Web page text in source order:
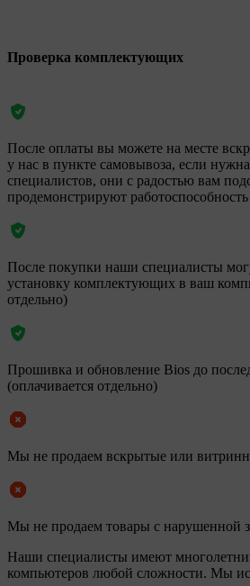
Проверка комплектующих
После оплаты вы можете на месте
у нас в пункте самовывоза, если
специалистов, они с радостью вам
продемонстрируют работоспособность
После покупки наши специалисты
установку комплектующих в ваш
отдельно)
Прошивка и обновление Bios до
(оплачивается отдельно)
Мы не продаем вскрытые или
Мы не продаем товары с нарушенной
Наши специалисты имеют
компьютеров любой сложности. Мы